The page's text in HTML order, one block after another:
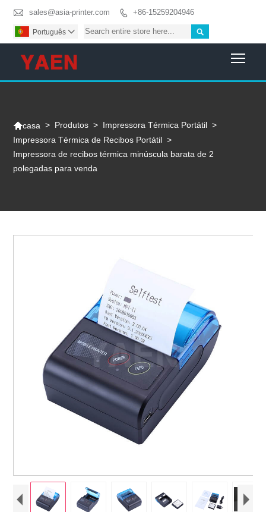
 sales@asia-printer.com  +86-15259204946

Português 
casa > Produtos > Impressora Térmica Portátil >
Impressora Térmica de Recibos Portátil >
Impressora de recibos térmica minúscula barata de 2
polegadas para venda